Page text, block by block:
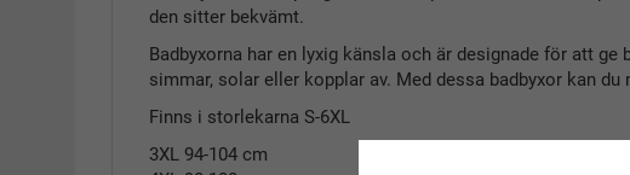
den sitter bekvämt.
Badbyxorna har en lyxig känsla och är designade för att
simmar, solar eller kopplar av. Med dessa badbyxor kan
Finns i storlekarna S-6XL
3XL 94-104 cm